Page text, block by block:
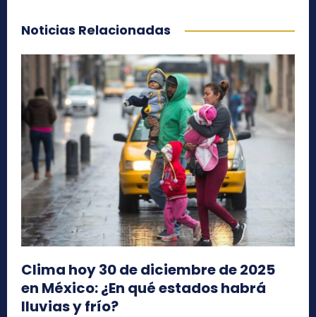
Noticias Relacionadas
Clima hoy 30 de diciembre de 2025
en México: ¿En qué estados habrá
lluvias y frío?